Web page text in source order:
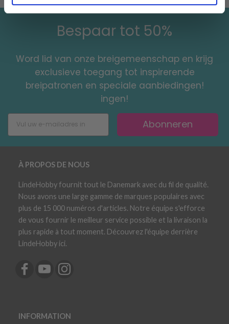
Bespaar tot 50%
Word lid van onze breigemeenschap en krijg
exclusieve toegang tot inspirerende
breipatronen en speciale aanbiedingen!
ingen!
Abonneren
À PROPOS DE NOUS
LindeHobby fournit tout le Danemark avec du fil de qualité.
Nous avons une large gamme de marques populaires avec
plus de 15 000 numéros d'articles. Notre équipe s'efforce
de vous fournir le meilleur service possible et la livraison la
plus rapide à tout moment. Découvrez l'équipe derrière
LindeHobby ici.
INFORMATION